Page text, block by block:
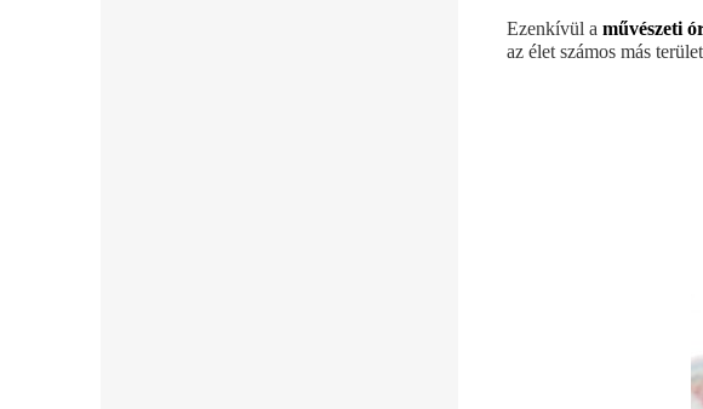
Ezenkívül a művészeti
az élet számos más